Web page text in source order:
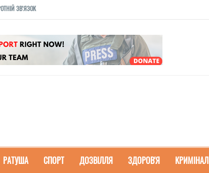
ЗВ'ЯЗОК
РАТУША СПОРТ ДОЗВІЛЛЯ ЗДОРОВ'Я КРИМІНАЛ